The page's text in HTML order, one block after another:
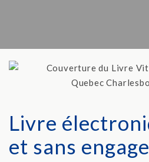
Livre
et sans